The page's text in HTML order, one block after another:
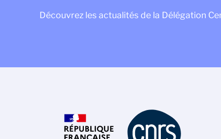
Découvrez les actualités de la Délégation